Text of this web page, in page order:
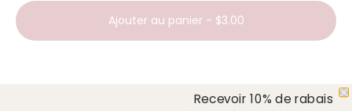
Ajouter au panier - $3.00
Cartes de vocabulaire pour l'halloween
Recevoir 10% de rabais